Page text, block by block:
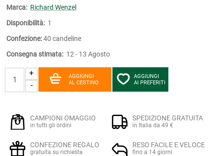
Marca: Richard Wenzel
Disponibilità: 1
Confezione:40 candeline
Consegna stimata: 12 - 13 Agosto
+
-
AGGIUNGI
AL CESTINO
AGGIUNGI
AI PREFERITI
CAMPIONI OMAGGIO
in tutti gli ordini
SPEDIZIONE GRATUITA
in Italia da 49 €
CONFEZIONE REGALO
gratuita su richiesta
RESO FACILE E VELOCE
fino a 14 giorni